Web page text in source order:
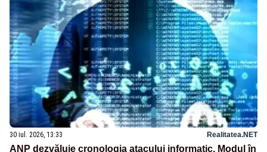
30 iul. 2026, 13:33 Realitatea.NET
ANP dezvăluie cronologia atacului informatic. Modul în